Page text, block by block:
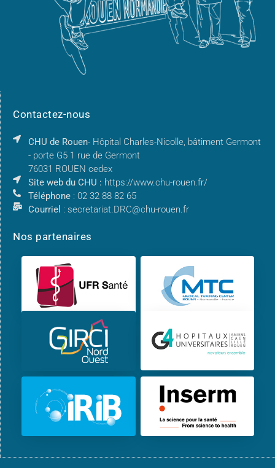
Contactez-nous
CHU de Rouen- Hôpital Charles-Nicolle, bâtiment Germont
- porte G5 1 rue de Germont
76031 ROUEN cedex
Site web du CHU : https://www.chu-rouen.fr/
Téléphone : 02 32 88 82 65
Courriel : secretariat.DRC@chu-rouen.fr
Nos partenaires